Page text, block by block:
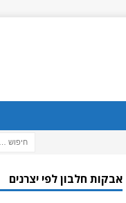
אבקות חלבון לפי יצרנים